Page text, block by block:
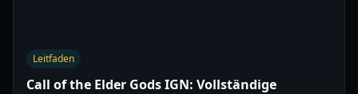
Leitfaden
Call of the Elder Gods IGN: Vollständige